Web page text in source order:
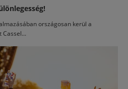
országosan kerül a
Cassel...